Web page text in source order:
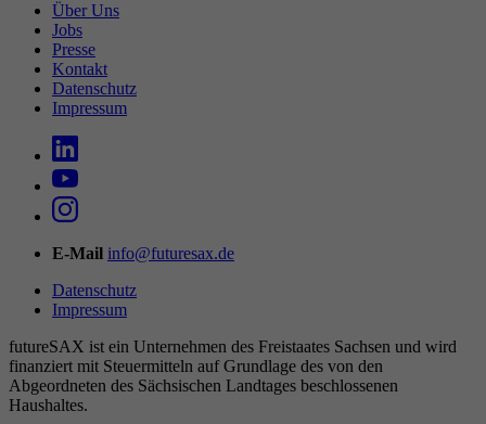
Über Uns
Jobs
Presse
Kontakt
Datenschutz
Impressum
E-Mail info@futuresax.de
Datenschutz
Impressum
futureSAX ist ein Unter­nehmen des Freistaates Sachsen und wird
finanziert mit Steuermitteln auf Grundlage des von den
Abgeordneten des Sächsischen Landtages beschlossenen
Haushaltes.